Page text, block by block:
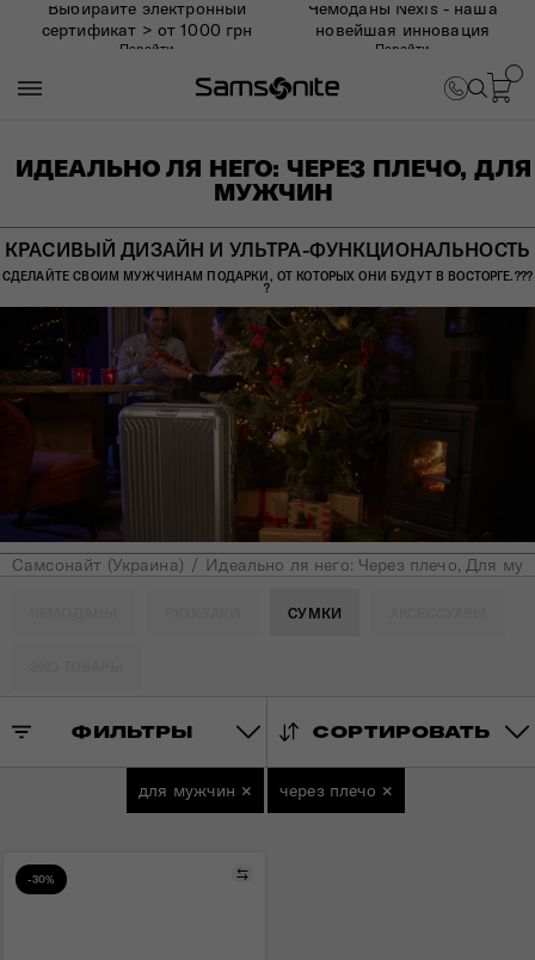
Выбирайте электронный
сертификат > от 1000 грн
Перейти
Чемоданы Nexis - наша
новейшая инновация
Перейти
ИДЕАЛЬНО ЛЯ НЕГО: ЧЕРЕЗ ПЛЕЧО, ДЛЯ
МУЖЧИН
КРАСИВЫЙ ДИЗАЙН И УЛЬТРА-ФУНКЦИОНАЛЬНОСТЬ
СДЕЛАЙТЕ СВОИМ МУЖЧИНАМ ПОДАРКИ, ОТ КОТОРЫХ ОНИ БУДУТ В ВОСТОРГЕ.?​?​​?​
?​
Самсонайт (Украина) Идеально ля него: Через плечо, Для
СУМКИ
ФИЛЬТРЫ СОРТИРОВАТЬ
для мужчин × через плечо ×
-30% Сравнить